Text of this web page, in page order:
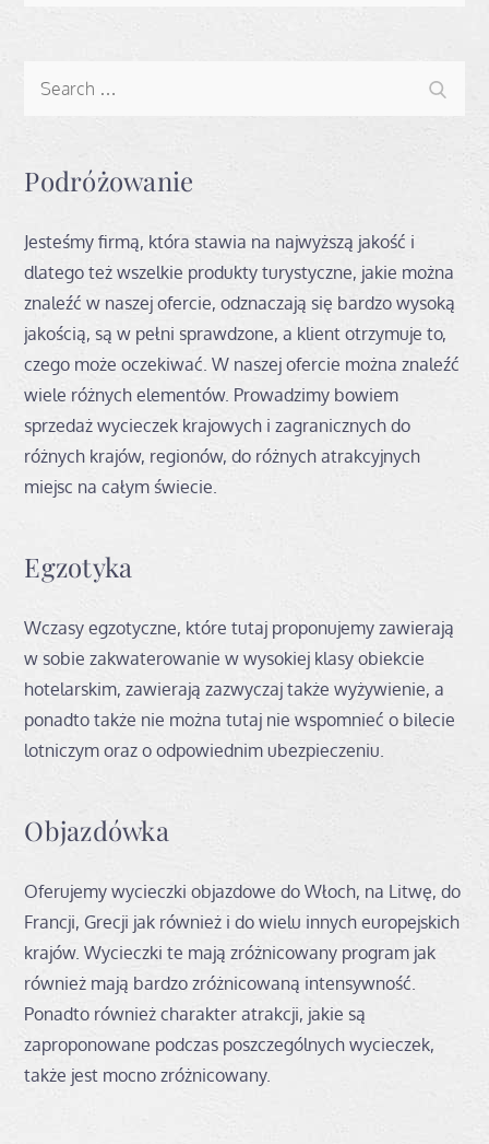
wpisach
Podróżowanie
Jesteśmy firmą, która stawia na najwyższą jakość i
dlatego też wszelkie produkty turystyczne, jakie można
znaleźć w naszej ofercie, odznaczają się bardzo wysoką
jakością, są w pełni sprawdzone, a klient otrzymuje to,
czego może oczekiwać. W naszej ofercie można znaleźć
wiele różnych elementów. Prowadzimy bowiem
sprzedaż wycieczek krajowych i zagranicznych do
różnych krajów, regionów, do różnych atrakcyjnych
miejsc na całym świecie.
Egzotyka
Wczasy egzotyczne, które tutaj proponujemy zawierają
w sobie zakwaterowanie w wysokiej klasy obiekcie
hotelarskim, zawierają zazwyczaj także wyżywienie, a
ponadto także nie można tutaj nie wspomnieć o bilecie
lotniczym oraz o odpowiednim ubezpieczeniu.
Objazdówka
Oferujemy wycieczki objazdowe do Włoch, na Litwę, do
Francji, Grecji jak również i do wielu innych europejskich
krajów. Wycieczki te mają zróżnicowany program jak
również mają bardzo zróżnicowaną intensywność.
Ponadto również charakter atrakcji, jakie są
zaproponowane podczas poszczególnych wycieczek,
także jest mocno zróżnicowany.